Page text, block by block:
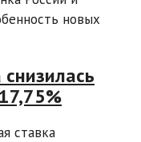
новых
снизилась
ставка